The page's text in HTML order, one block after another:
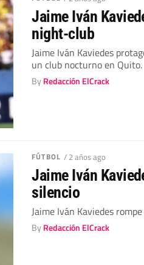
Jaime Iván
night-club
Jaime Iván Kaviedes
un club nocturno en Quito.
ByRedacción ElCrack
FÚTBOL / 2 años ago
Jaime Iván
silencio
Jaime Iván Kaviedes
ByRedacción ElCrack